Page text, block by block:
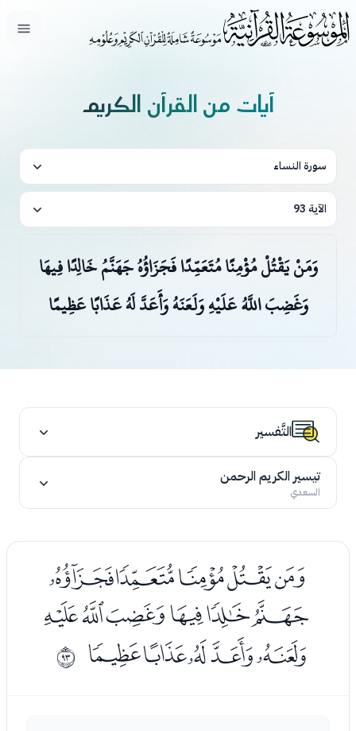
فتح
آيات من القرآن الكريم
سورة النساء
الآية 93
وَمَنْ يَقْتُلْ مُؤْمِنًا مُتَعَمِّدًا فَجَزَاؤُهُ جَهَنَّمُ خَالِدًا فِيهَا
وَغَضِبَ اللَّهُ عَلَيْهِ وَلَعَنَهُ وَأَعَدَّ لَهُ عَذَابًا عَظِيمًا
التَّفسير
تيسير الكريم الرحمن
السعدي
ﮓﮔﮕﮖﮗ
ﮘﮙﮚﮛﮜﮝ
ﮞﮟﮠﮡﮢ ﱜ